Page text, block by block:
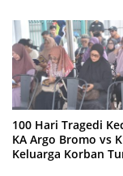
100 Hari Tragedi
KA Argo Bromo vs
Keluarga Korban